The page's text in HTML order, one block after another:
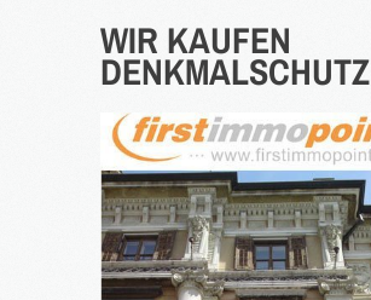
WIR KAUFEN
DENKMALSCHUTZ